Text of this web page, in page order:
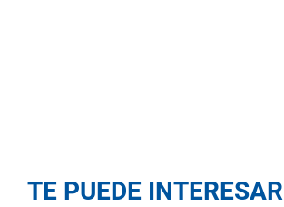
TE PUEDE INTERESAR